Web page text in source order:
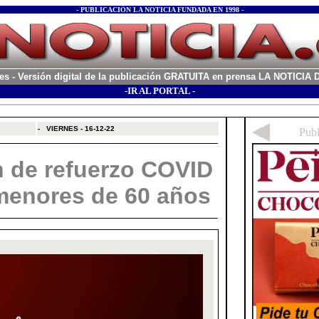
- PUBLICACIÓN LA NOTICIA FUNDADA EN 1998 -
- Versión digital de la publicación GRATUITA en prensa LA NOTICIA
-IR AL PORTAL -
- VIERNES - 16-12-22
refuerzo COVID
de 60 años